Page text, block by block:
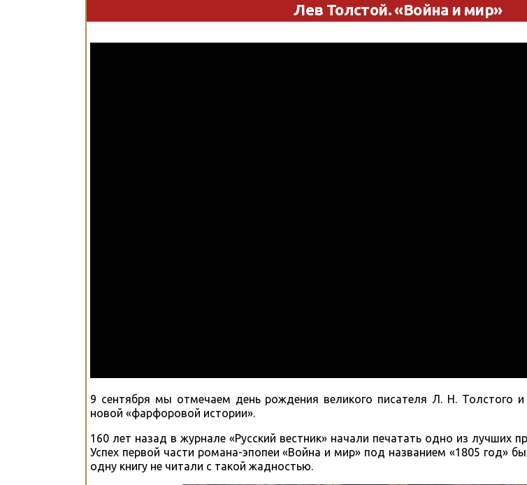
Лев Толстой. «Война и мир»
9 сентября мы отмечаем день рождения великого писателя Л. Н. Толстого
новой «фарфоровой истории».
160 лет назад в журнале «Русский вестник» начали печатать одно из лучших
Успех первой части романа-эпопеи «Война и мир» под названием «1805 год»
одну книгу не читали с такой жадностью.